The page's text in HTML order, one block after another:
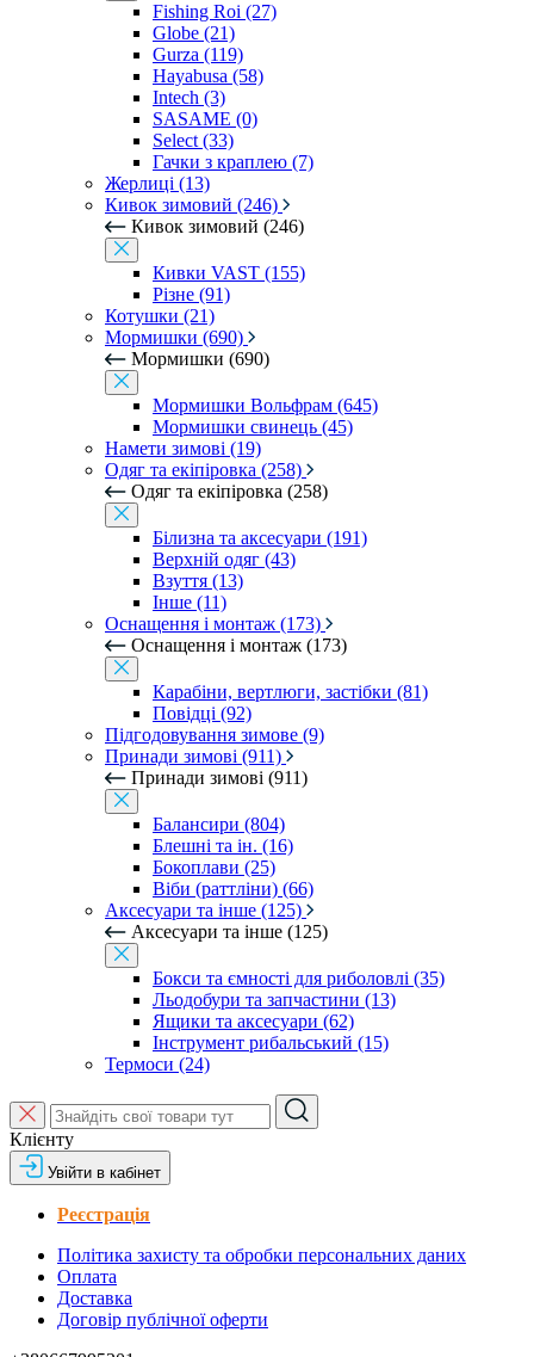
Fishing Roi (27)
Globe (21)
Gurza (119)
Hayabusa (58)
Intech (3)
SASAME (0)
Select (33)
Гачки з краплею (7)
Жерлиці (13)
Кивок зимовий (246)
Кивок зимовий (246)
Кивки VAST (155)
Різне (91)
Котушки (21)
Мормишки (690)
Мормишки (690)
Мормишки Вольфрам (645)
Мормишки свинець (45)
Намети зимові (19)
Одяг та екіпіровка (258)
Одяг та екіпіровка (258)
Білизна та аксесуари (191)
Верхній одяг (43)
Взуття (13)
Інше (11)
Оснащення і монтаж (173)
Оснащення і монтаж (173)
Карабіни, вертлюги, застібки (81)
Повідці (92)
Підгодовування зимове (9)
Принади зимові (911)
Принади зимові (911)
Балансири (804)
Блешні та ін. (16)
Бокоплави (25)
Віби (раттліни) (66)
Аксесуари та інше (125)
Аксесуари та інше (125)
Бокси та ємності для риболовлі (35)
Льодобури та запчастини (13)
Ящики та аксесуари (62)
Інструмент рибальський (15)
Термоси (24)
Клієнту
Увійти в кабінет
Реєстрація
Політика захисту та обробки персональних даних
Оплата
Доставка
Договір публічної оферти